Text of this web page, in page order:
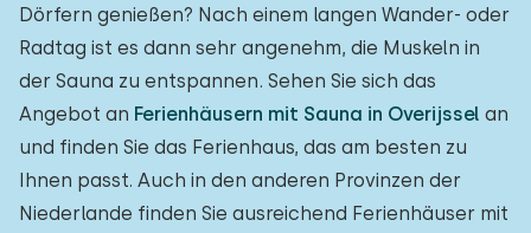
Dörfern genießen? Nach einem langen Wander- oder
Radtag ist es dann sehr angenehm, die Muskeln in
der Sauna zu entspannen. Sehen Sie sich das
Angebot an Ferienhäusern mit Sauna in Overijssel an
und finden Sie das Ferienhaus, das am besten zu
Ihnen passt. Auch in den anderen Provinzen der
Niederlande finden Sie ausreichend Ferienhäuser mit